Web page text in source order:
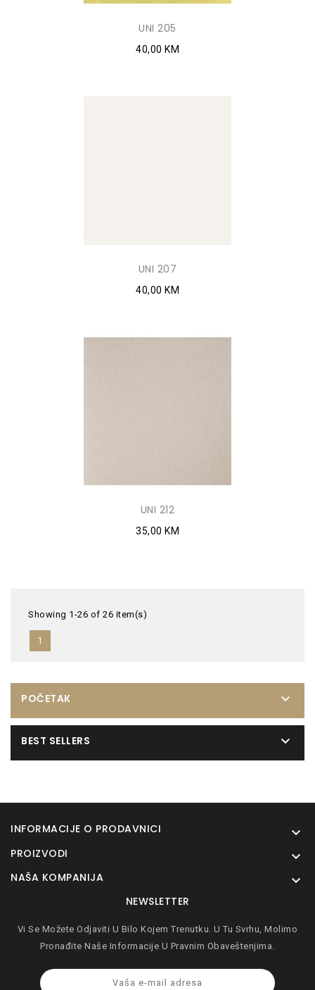
UNI 205
40,00 KM
UNI 207
40,00 KM
UNI 212
35,00 KM
Showing 1-26 of 26 item(s)
1
POČETAK 
BEST SELLERS 
INFORMACIJE O PRODAVNICI 
PROIZVODI 
NAŠA KOMPANIJA 
NEWSLETTER
Vi Se Možete Odjaviti U Bilo Kojem Trenutku. U Tu Svrhu, Molimo
Pronađite Naše Informacije U Pravnim Obaveštenjima.